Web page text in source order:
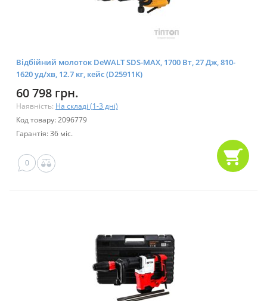
Відбійний молоток DeWALT SDS-MAX, 1700 Bт, 27 Дж, 810-
1620 уд/хв, 12.7 кг, кейс (D25911K)
60 798 грн.
Наявність: На складі (1-3 дні)
Код товару: 2096779
Гарантія: 36 міс.
0